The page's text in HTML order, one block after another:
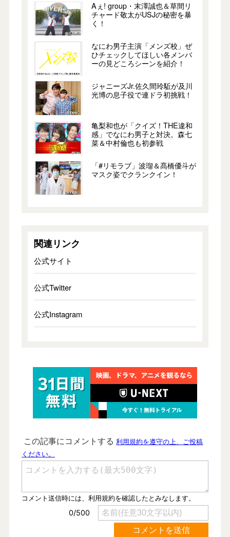
Aぇ! group・末澤誠也＆草間リ
チャード敬太がUSJの秘密を暴
く！
なにわ男子主演「メンズ校」ぜ
ひチェックしてほしい各メンバ
ーの見どころシーンを紹介！
ジャニーズJr.佐久間玲駈が及川
光博の息子役で連ドラ初挑戦！
亀梨和也が「クイズ！THE違和
感」でなにわ男子と対決。森七
菜＆中村倫也も初参戦
「#リモラブ」波瑠＆髙橋優斗が
マスク姿でクランクイン！
関連リンク
公式サイト
公式Twitter
公式Instagram